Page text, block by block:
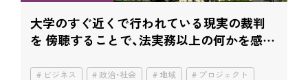
大学のすぐ近くで行われている現実の裁判
を 傍聴することで、法実務以上の何かを感じ
ビジネス 政治・社会 地域
プロジェクト